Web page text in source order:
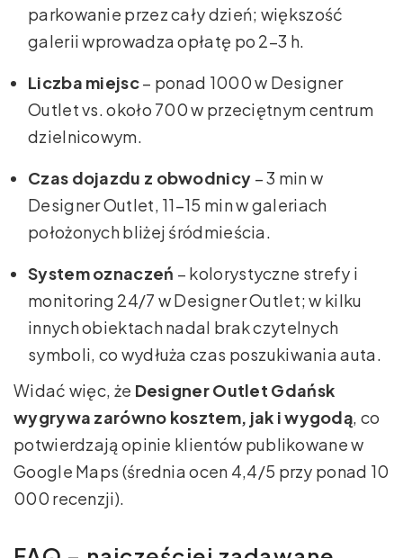
parkowanie przez cały dzień; większość
galerii wprowadza opłatę po 2–3 h.
Liczba miejsc– ponad 1000 w Designer
Outlet vs. około 700 w przeciętnym centrum
dzielnicowym.
Czas dojazdu z obwodnicy – 3 min w
Designer Outlet, 11–15 min w galeriach
położonych bliżej śródmieścia.
System oznaczeń – kolorystyczne strefy i
monitoring 24/7 w Designer Outlet; w kilku
innych obiektach nadal brak czytelnych
symboli, co wydłuża czas poszukiwania auta.
Widać więc, że Designer Outlet Gdańsk
wygrywa zarówno kosztem, jak i wygodą, co
potwierdzają opinie klientów publikowane w
Google Maps (średnia ocen 4,4/5 przy ponad 10
000 recenzji).